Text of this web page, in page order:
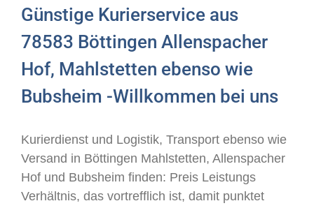
Günstige Kurierservice aus
78583 Böttingen Allenspacher
Hof, Mahlstetten ebenso wie
Bubsheim -Willkommen bei uns
Kurierdienst und Logistik, Transport ebenso wie
Versand in Böttingen Mahlstetten, Allenspacher
Hof und Bubsheim finden: Preis Leistungs
Verhältnis, das vortrefflich ist, damit punktet